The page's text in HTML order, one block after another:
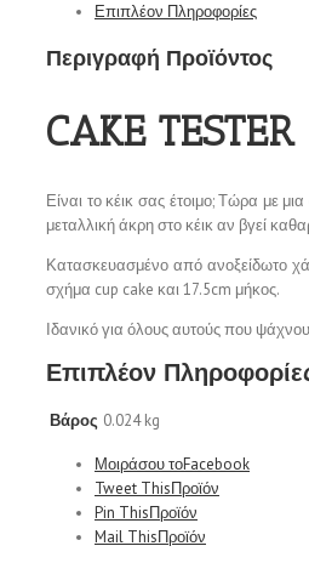
Επιπλέον Πληροφορίες
Περιγραφή Προϊόντος
CAKE
Είναι το κέικ σας έτοιμο; Τώρα με
μεταλλική άκρη στο κέικ αν βγεί
Κατασκευασμένο από ανοξείδωτο
σχήμα cup cake και 17.5cm μήκος.
Ιδανικό για όλους αυτούς που
Επιπλέον
Βάρος 0.024 kg
Μοιράσου τοFacebook
Tweet ThisΠροϊόν
Pin ThisΠροϊόν
Mail ThisΠροϊόν